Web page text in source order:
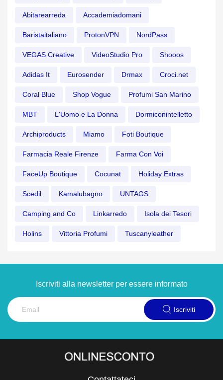
Abitarearreda Accademiadomani
Baristaitaliano ProtonVPN NordPass
VEGAS Creative VideoStudio Pro Shooos
Adidas It Eurosender Drmax Croci.net
Coral Blue Shop Vogue Profumi San Marino
MBT L'Uomo e La Donna Dormiconintelletto
Archiproducts Miamo Foti Boutique
Farmacia Reale Firenze Farma Con Voi
FaceUp Boutique Cocunat Holiday Extras
Scedil Kamalubagno UNTAGS
Camping and Co Linkarredo Isola dei Tesori
Holins Vittoria Profumi Tuscanyleather
Iscriviti alla newsletter per essere informato
Iscriviti